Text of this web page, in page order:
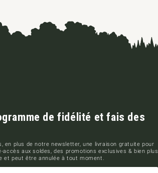
de fidélité et fais des
en plus de notre newsletter, une livraison gratuite pour
aux soldes, des promotions exclusives & bien plus
et peut être annulée à tout moment.